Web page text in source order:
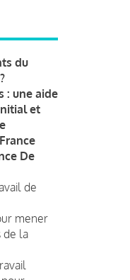
du
: une aide
et
De
de
mener
de la